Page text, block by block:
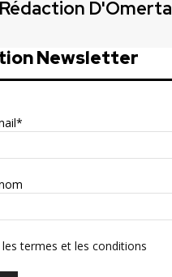
Rédaction D'Omerta
Newsletter
les termes et les conditions